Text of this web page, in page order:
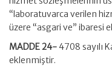
“laboratuvarca verilen
üzere “asgari ve” ibaresi
MADDE 24- 4708 sayılı
eklenmiştir.